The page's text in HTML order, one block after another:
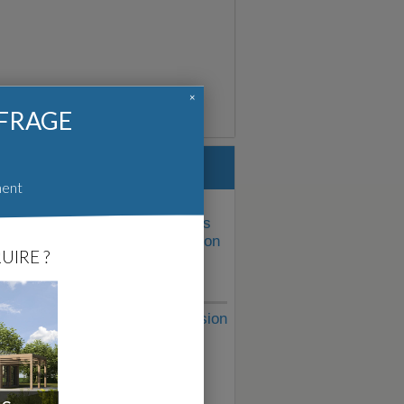
2025 : notre sélection des
à découvrir sur le salon
révélateur de tendances ...
qui partagent la passion
bâtiment" s'affichent en ville
?
×